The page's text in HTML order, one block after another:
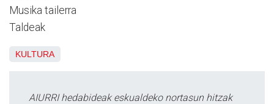
Musika tailerra
Taldeak
KULTURA
AIURRI hedabideak eskualdeko nortasun hitzak